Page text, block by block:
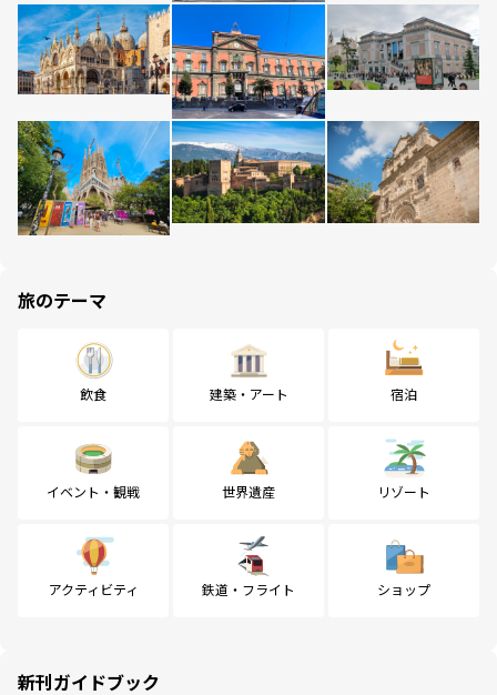
旅のテーマ
飲食 建築・アート 宿泊
イベント・観戦 世界遺産 リゾート
アクティビティ 鉄道・フライト ショップ
新刊ガイドブック